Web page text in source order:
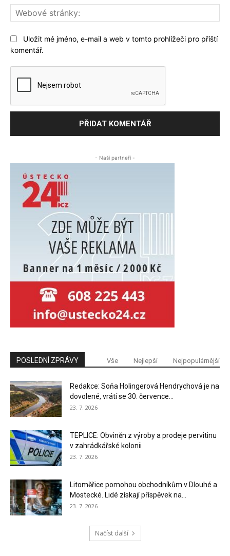
Uložit mé jméno, e-mail a web v tomto prohlížeči pro příští
komentář.
- Naši partneři -
POSLEDNÍ ZPRÁVY Vše Nejlepší Nejpopulárnější
Redakce: Soňa Holingerová Hendrychová je na
dovolené, vrátí se 30. července...
23. 7. 2026
TEPLICE: Obviněn z výroby a prodeje pervitinu
v zahrádkářské kolonii
23. 7. 2026
Litoměřice pomohou obchodníkům v Dlouhé a
Mostecké. Lidé získají příspěvek na...
23. 7. 2026
Načíst další